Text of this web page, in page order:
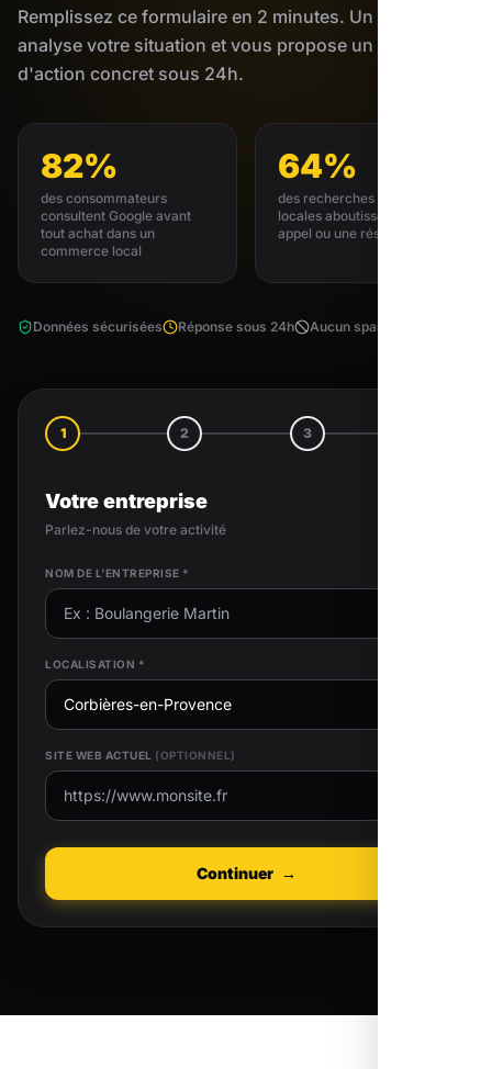
Remplissez ce formulaire en 2 minutes. Un expert
analyse votre situation et vous propose un plan
d'action concret sous 24h.
82%
des consommateurs
consultent Google avant
tout achat dans un
commerce local
64%
des recherches GMB
locales aboutissent à un
appel ou une réservation
Données sécurisées Réponse sous 24h Aucun spam
1 2 3
Votre entreprise
Parlez-nous de votre activité
NOM DE L'ENTREPRISE *
LOCALISATION *
SITE WEB ACTUEL (OPTIONNEL)
Continuer →